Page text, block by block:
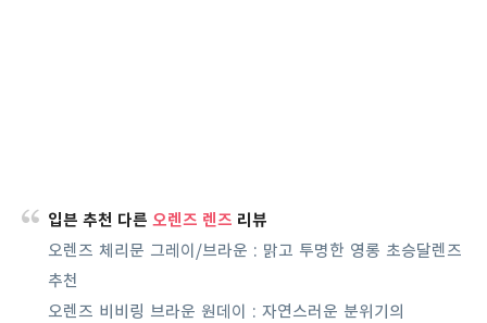
입븐 추천 다른 오렌즈 렌즈 리뷰
오렌즈 체리문 그레이/브라운 : 맑고 투명한 영롱 초승달렌즈
추천
오렌즈 비비링 브라운 원데이 : 자연스러운 분위기의